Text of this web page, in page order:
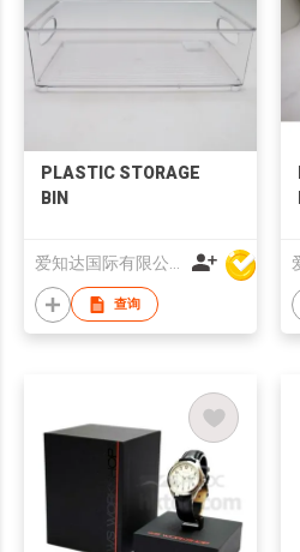
PLASTIC STORAGE
BIN
爱知达国际有限公司
查询